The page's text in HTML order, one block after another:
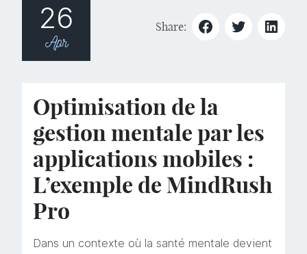
26
Apr
Share:
Optimisation de la
gestion mentale par les
applications mobiles :
L’exemple de MindRush
Pro
Dans un contexte où la santé mentale devient